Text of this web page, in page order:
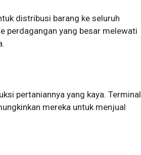
distribusi barang ke seluruh
perdagangan yang besar melewati
pertaniannya yang kaya. Terminal
mereka untuk menjual